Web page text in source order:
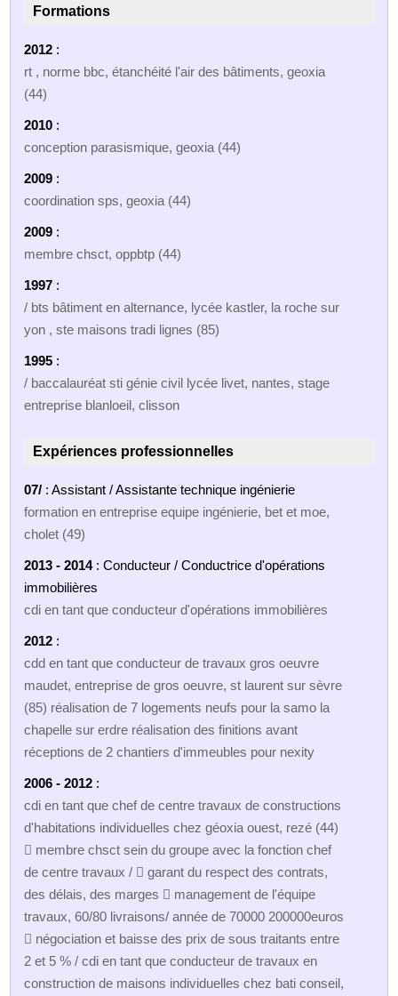
Formations
2012 :
rt , norme bbc, étanchéité l'air des bâtiments, geoxia
(44)
2010 :
conception parasismique, geoxia (44)
2009 :
coordination sps, geoxia (44)
2009 :
membre chsct, oppbtp (44)
1997 :
/ bts bâtiment en alternance, lycée kastler, la roche sur
yon , ste maisons tradi lignes (85)
1995 :
/ baccalauréat sti génie civil lycée livet, nantes, stage
entreprise blanloeil, clisson
Expériences professionnelles
07/ : Assistant / Assistante technique ingénierie
formation en entreprise equipe ingénierie, bet et moe,
cholet (49)
2013 - 2014: Conducteur / Conductrice d'opérations
immobilières
cdi en tant que conducteur d'opérations immobilières
2012 :
cdd en tant que conducteur de travaux gros oeuvre
maudet, entreprise de gros oeuvre, st laurent sur sèvre
(85) réalisation de 7 logements neufs pour la samo la
chapelle sur erdre réalisation des finitions avant
réceptions de 2 chantiers d'immeubles pour nexity
2006 - 2012 :
cdi en tant que chef de centre travaux de constructions
d'habitations individuelles chez géoxia ouest, rezé (44)
 membre chsct sein du groupe avec la fonction chef
de centre travaux /  garant du respect des contrats,
des délais, des marges  management de l'équipe
travaux, 60/80 livraisons/ année de 70000 200000euros
 négociation et baisse des prix de sous traitants entre
2 et 5 % / cdi en tant que conducteur de travaux en
construction de maisons individuelles chez bati conseil,